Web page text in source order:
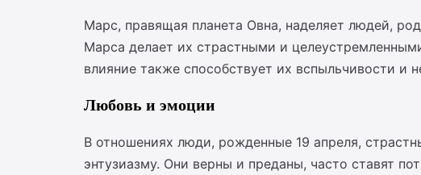
Марс, правящая планета Овна, наделяет людей,
Марса делает их страстными и
влияние также способствует их вспыльчивости и
Любовь и эмоции
В отношениях люди, рожденные 19 апреля,
энтузиазму. Они верны и преданы, часто ставят